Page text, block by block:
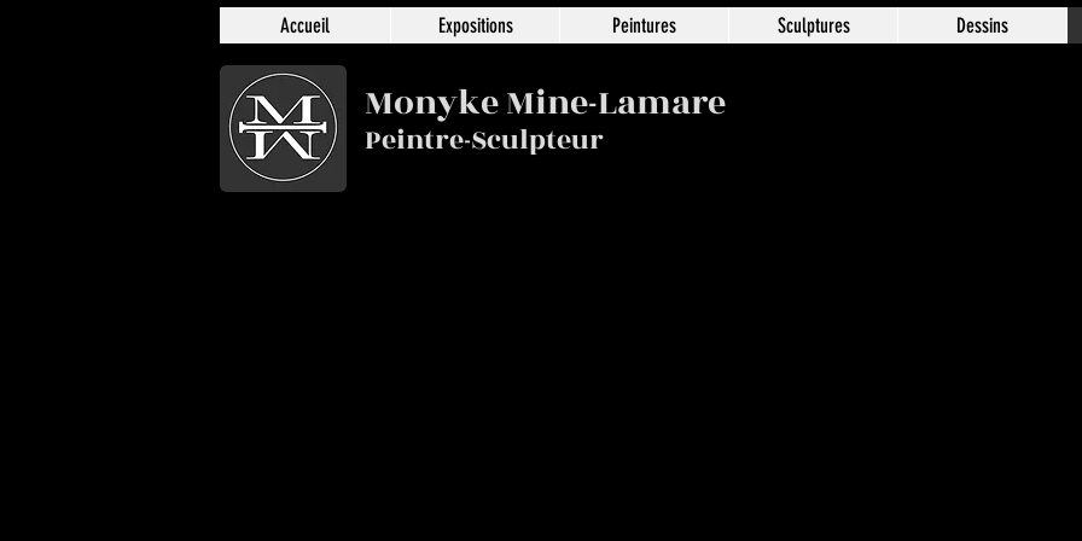
Accueil Expositions Peintures Sculptures Dessins
Monyke Mine-Lamare
Peintre-Sculpteur